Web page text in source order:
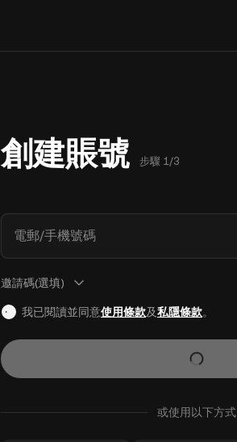
創建賬號 步驟 1/3
電郵/手機號碼
邀請碼(選填)
我已閱讀並同意使用條款及私隱條款。
或使用以下方式